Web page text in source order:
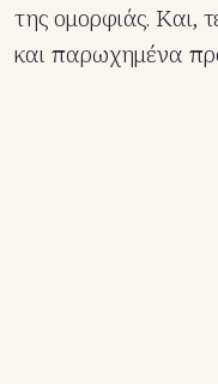
της ομορφιάς. Και,
και παρωχημένα